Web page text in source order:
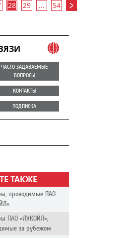
28 29 ... 54
ЧАСТО ЗАДАВАЕМЫЕ
ВОПРОСЫ
КОНТАКТЫ
ПОДПИСКА
ТАКЖЕ
проводимые ПАО
ПАО «ЛУКОЙЛ»,
за рубежом